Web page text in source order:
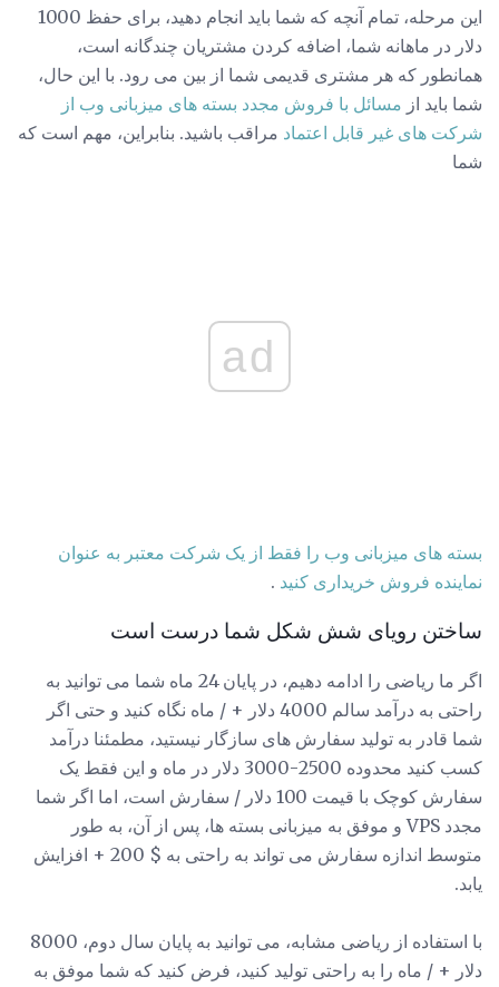
این مرحله، تمام آنچه که شما باید انجام دهید، برای حفظ 1000
دلار در ماهانه شما، اضافه کردن مشتریان چندگانه است،
همانطور که هر مشتری قدیمی شما از بین می رود. با این حال،
شما باید از مسائل با فروش مجدد بسته های میزبانی وب از
شرکت های غیر قابل اعتماد مراقب باشید. بنابراین، مهم است که
شما
ad
بسته های میزبانی وب را فقط از یک شرکت معتبر به عنوان
نماینده فروش خریداری کنید .
ساختن رویای شش شکل شما درست است
اگر ما ریاضی را ادامه دهیم، در پایان 24 ماه شما می توانید به
راحتی به درآمد سالم 4000 دلار + / ماه نگاه کنید و حتی اگر
شما قادر به تولید سفارش های سازگار نیستید، مطمئنا درآمد
کسب کنید محدوده 2500-3000 دلار در ماه و این فقط یک
سفارش کوچک با قیمت 100 دلار / سفارش است، اما اگر شما
مجدد VPS و موفق به میزبانی بسته ها، پس از آن، به طور
متوسط ​​اندازه سفارش می تواند به راحتی به $ 200 + افزایش
یابد.
با استفاده از ریاضی مشابه، می توانید به پایان سال دوم، 8000
دلار + / ماه را به راحتی تولید کنید، فرض کنید که شما موفق به